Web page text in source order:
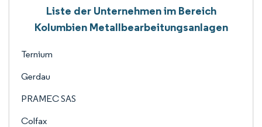
Liste der Unternehmen im Bereich
Kolumbien Metallbearbeitungsanlagen
Ternium
Gerdau
PRAMEC SAS
Colfax